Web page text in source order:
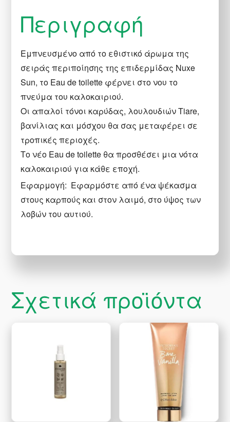
Περιγραφή
Εμπνευσμένο από το εθιστικό άρωμα της
σειράς περιποίησης της επιδερμίδας Nuxe
Sun, το Eau de toilette φέρνει στο νου το
πνεύμα του καλοκαιριού.
Οι απαλοί τόνοι καρύδας, λουλουδιών Tiare,
βανίλιας και μόσχου θα σας μεταφέρει σε
τροπικές περιοχές.
Το νέο Eau de toilette θα προσθέσει μια νότα
καλοκαιριού για κάθε εποχή.
Εφαρμογή: Εφαρμόστε από ένα ψέκασμα
στους καρπούς και στον λαιμό, στο ύψος των
λοβών του αυτιού.
Σχετικά προϊόντα